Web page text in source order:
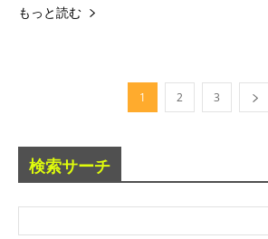
もっと読む
1 2 3
検索サーチ